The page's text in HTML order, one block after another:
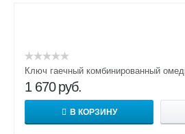
Ключ гаечный комбинированный
1 670 руб.
В КОРЗИНУ